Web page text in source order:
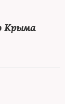
Крыма